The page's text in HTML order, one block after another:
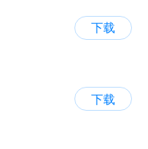
下载
下载